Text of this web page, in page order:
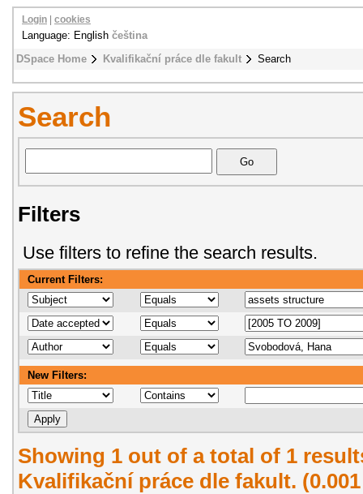
DSpace Home Kvalifikační práce dle fakult Search
Login cookies
Language: English čeština
Search
Filters
Use filters to refine the search results.
Current Filters:
New Filters:
Showing 1 out of a total of 1
Kvalifikační práce dle fakult.